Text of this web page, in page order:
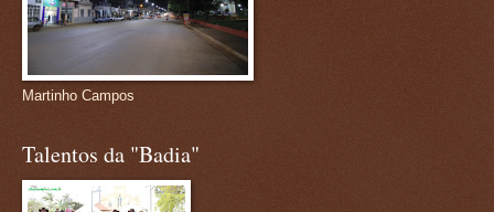
Martinho Campos
Talentos da "Badia"